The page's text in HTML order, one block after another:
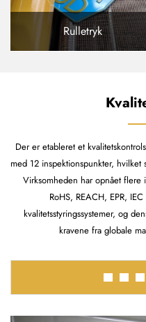
Rulletryk
Der er etableret et
med 12 inspektionspunkter,
Virksomheden har opnået flere
RoHS, REACH, EPR,
kvalitetsstyringssystemer, og
kravene fra globale